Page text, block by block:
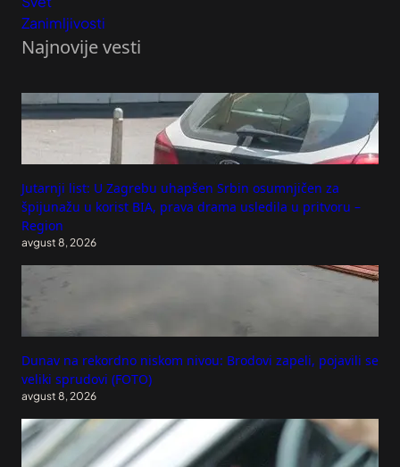
Zanimljivosti
Najnovije vesti
Jutarnji list: U Zagrebu uhapšen Srbin osumnjičen za
špijunažu u korist BIA, prava drama usledila u pritvoru –
Region
avgust 8, 2026
Dunav na rekordno niskom nivou: Brodovi zapeli, pojavili se
veliki sprudovi (FOTO)
avgust 8, 2026